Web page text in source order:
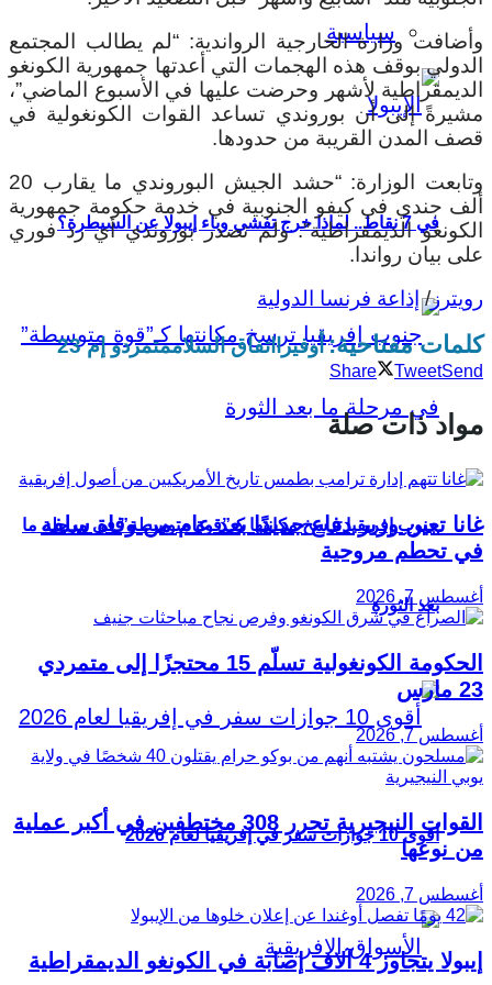
سياسية
في 7 نقاط.. لماذا خرج تفشي وباء إيبولا عن السيطرة؟
جنوب إفريقيا ترسخ مكانتها كـ”قوة متوسطة” في مرحلة ما
بعد الثورة
أقوى 10 جوازات سفر في إفريقيا لعام 2026
وأضافت وزارة الخارجية الرواندية: “لم يطالب المجتمع
الدولي بوقف هذه الهجمات التي أعدتها جمهورية الكونغو
الديمقراطية لأشهر وحرضت عليها في الأسبوع الماضي”،
مشيرةً إلى أن بوروندي تساعد القوات الكونغولية في
قصف المدن القريبة من حدودها.
وتابعت الوزارة: “حشد الجيش البوروندي ما يقارب 20
ألف جندي في كيفو الجنوبية في خدمة حكومة جمهورية
الكونغو الديمقراطية”. ولم تصدر بوروندي أي رد فوري
على بيان رواندا.
رويترز/إذاعة فرنسا الدولية
كلمات مفتاحية:أوفيرااتفاق السلاممتمردو إم 23
Share TweetSend
مواد ذات صلة
غانا تعين وزير دفاع جديدًا بعد عام من وفاة سلفه
في تحطم مروحية
أغسطس 7, 2026
الحكومة الكونغولية تسلّم 15 محتجزًا إلى متمردي
23 مارس
أغسطس 7, 2026
القوات النيجيرية تحرر 308 مختطفين في أكبر عملية
من نوعها
أغسطس 7, 2026
إيبولا يتجاوز 4 آلاف إصابة في الكونغو الديمقراطية